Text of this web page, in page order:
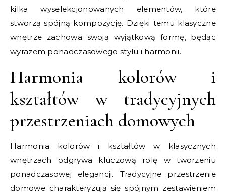
kilka wyselekcjonowanych elementów, które
stworzą spójną kompozycję. Dzięki temu klasyczne
wnętrze zachowa swoją wyjątkową formę, będąc
wyrazem ponadczasowego stylu i harmonii.
Harmonia kolorów i
kształtów w tradycyjnych
przestrzeniach domowych
Harmonia kolorów i kształtów w klasycznych
wnętrzach odgrywa kluczową rolę w tworzeniu
ponadczasowej elegancji. Tradycyjne przestrzenie
domowe charakteryzują się spójnym zestawieniem